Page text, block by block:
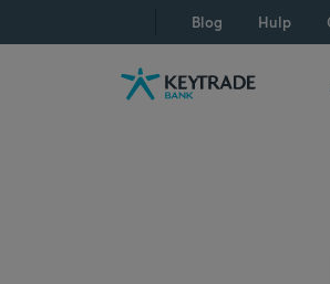
navigatie
aanmelden
inhoud
Blog Hulp